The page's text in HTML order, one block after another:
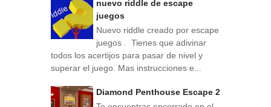
nuevo riddle de escape
juegos
Nuevo riddle creado por escape
juegos . Tienes que adivinar
todos los acertijos para pasar de nivel y
superar el juego. Mas instrucciones e...
Diamond Penthouse Escape 2